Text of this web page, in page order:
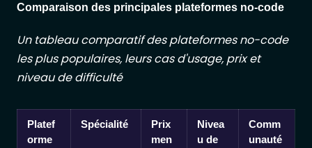
Comparaison des principales plateformes no-code
Un tableau comparatif des plateformes no-code
les plus populaires, leurs cas d'usage, prix et
niveau de difficulté
Platef
orme
Spécialité
Prix
men
Nivea
u de
Comm
unauté